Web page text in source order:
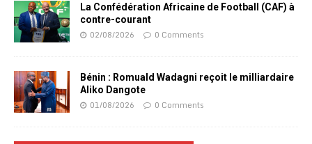
La Confédération Africaine de Football (CAF) à
contre-courant
02/08/2026 0 Comments
Bénin : Romuald Wadagni reçoit le milliardaire
Aliko Dangote
01/08/2026 0 Comments